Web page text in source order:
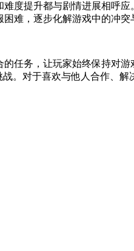
度提升都与剧情进展相呼
难，逐步化解游戏中的冲突
任务，让玩家始终保持对
。对于喜欢与他人合作、